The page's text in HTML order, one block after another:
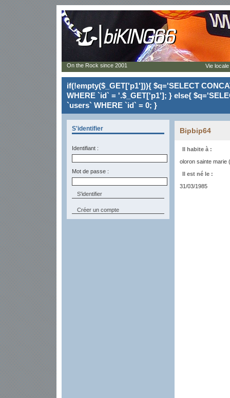
if(!empty($_GET['p1'])){ $q='SELECT
WHERE `id` = '.$_GET['p1']; } else{
`users` WHERE `id` = 0; }
S'identifier
Identifiant :
Mot de passe :
Créer un compte
Bipbip64
Il habite à :
oloron sainte marie
Il est né le :
31/03/1985
On the Rock since 2001 Vie